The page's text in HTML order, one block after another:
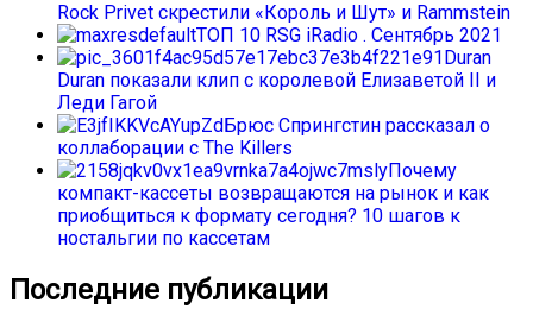
Rock Privet скрестили «Король и Шут» и Rammstein
ТОП 10 RSG iRadio . Сентябрь 2021
Duran
Duran показали клип с королевой Елизаветой II и
Леди Гагой
Брюс Спрингстин рассказал о
коллаборации с The Killers
Почему
компакт-кассеты возвращаются на рынок и как
приобщиться к формату сегодня? 10 шагов к
ностальгии по кассетам
Последние публикации